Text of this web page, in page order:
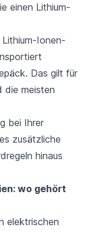
einen Lithium-
Ionen-
Das gilt für
die meisten
bei Ihrer
zusätzliche
hinaus
wo gehört
elektrischen